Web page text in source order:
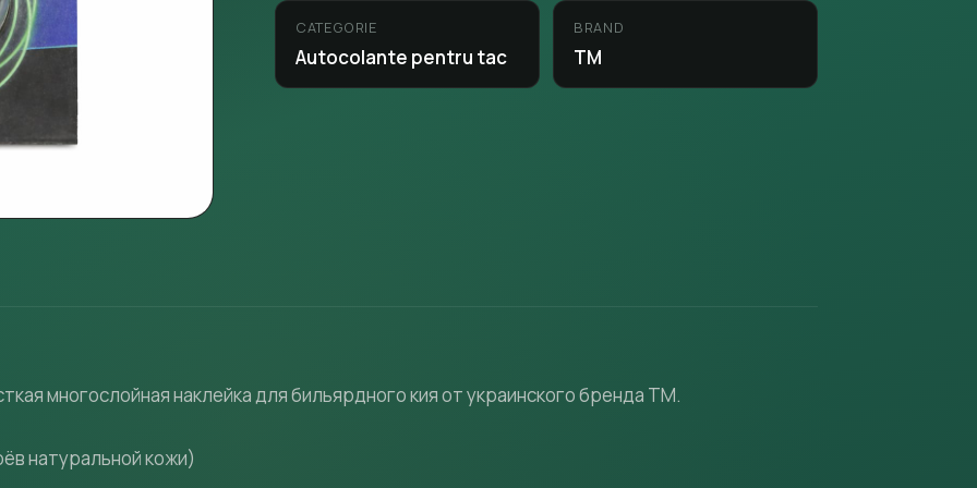
CATEGORIE
Autocolante pentru tac
BRAND
ТМ
многослойная наклейка для бильярдного кия от украинского бренда TM.
натуральной кожи)